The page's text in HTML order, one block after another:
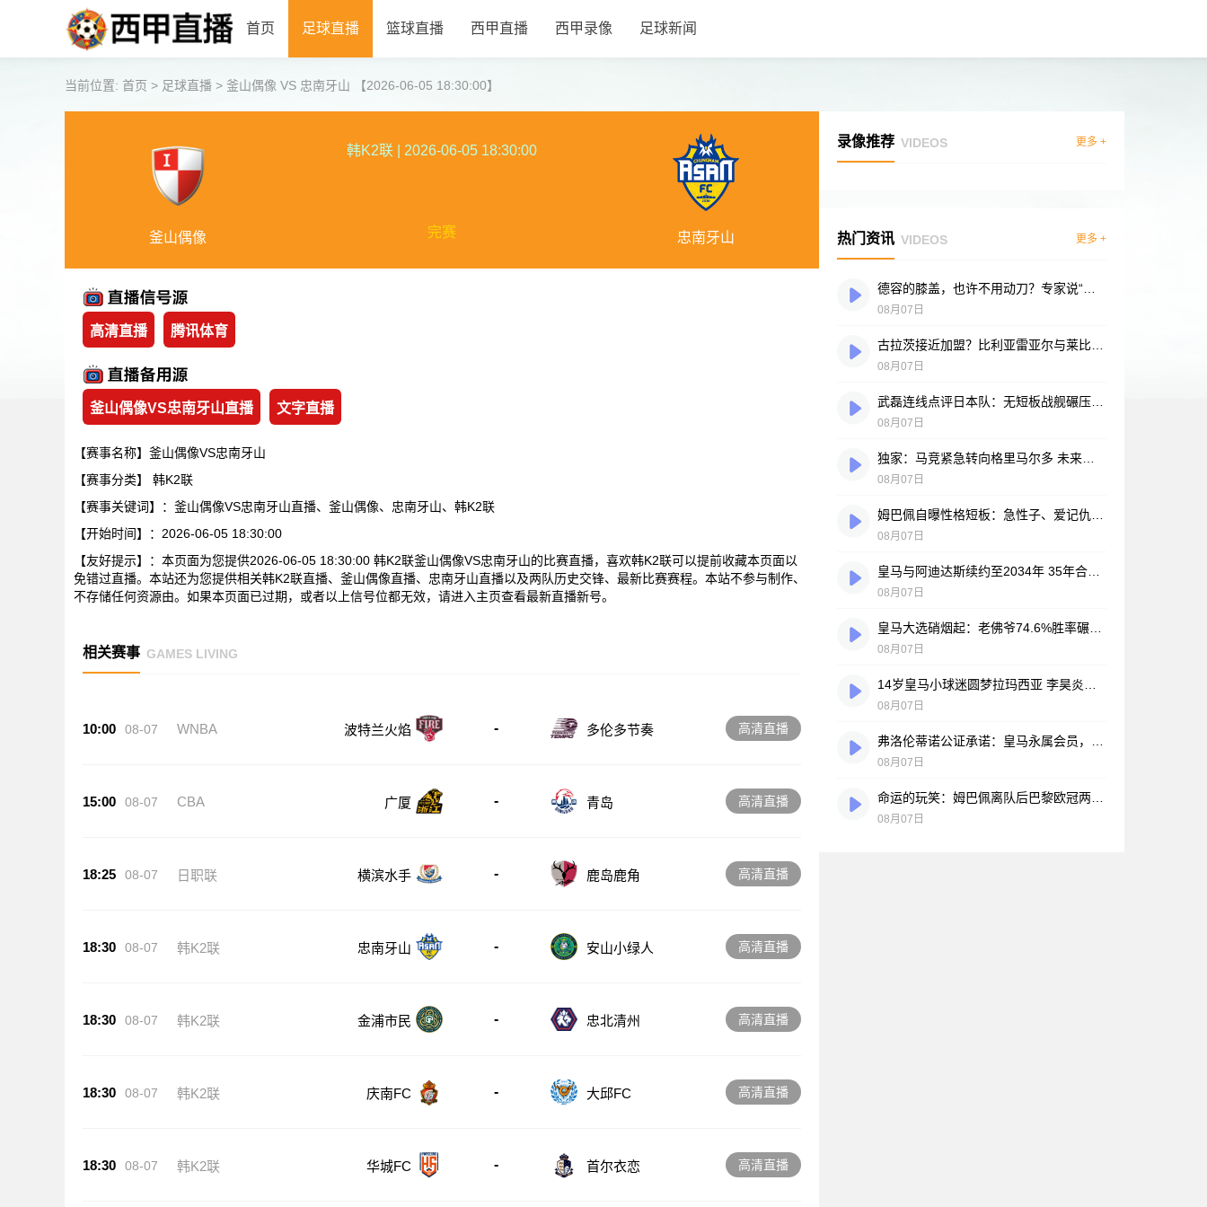
首页 足球直播 篮球直播 西甲直播 西甲录像 足球新闻
当前位置: 首页 > 足球直播 > 釜山偶像 VS 忠南牙山 【2026-06-05 18:30:00】
釜山偶像
韩K2联 2026-06-05 18:30:00
完赛 忠南牙山
高清直播 腾讯体育
釜山偶像VS忠南牙山直播 文字直播
【赛事名称】釜山偶像VS忠南牙山
【赛事分类】 韩K2联
【赛事关键词】：釜山偶像VS忠南牙山直播、釜山偶像、忠南牙山、韩K2联
【开始时间】：2026-06-05 18:30:00
【友好提示】：本页面为您提供2026-06-05 18:30:00 韩K2联釜山偶像VS忠南牙山的比赛直播，喜欢韩K2联可以提前收藏本页面以
免错过直播。本站还为您提供相关韩K2联直播、釜山偶像直播、忠南牙山直播以及两队历史交锋、最新比赛赛程。本站不参与制作、
不存储任何资源由。如果本页面已过期，或者以上信号位都无效，请进入主页查看最新直播新号。
相关赛事 GAMES LIVING
10:00 08-07 WNBA 波特兰火焰 - 多伦多节奏 高清直播
15:00 08-07 CBA 广厦 - 青岛 高清直播
18:25 08-07 日职联 横滨水手 - 鹿岛鹿角 高清直播
18:30 08-07 韩K2联 忠南牙山 - 安山小绿人 高清直播
18:30 08-07 韩K2联 金浦市民 - 忠北清州 高清直播
18:30 08-07 韩K2联 庆南FC - 大邱FC 高清直播
18:30 08-07 韩K2联 华城FC - 首尔衣恋 高清直播
录像推荐 VIDEOS 更多 +
热门资讯 VIDEOS 更多 +
08月07日
08月07日
08月07日
08月07日
08月07日
08月07日
08月07日
08月07日
08月07日
08月07日